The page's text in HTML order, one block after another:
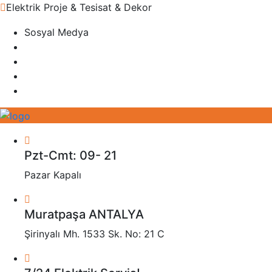
Elektrik Proje & Tesisat & Dekor
Sosyal Medya
Pzt-Cmt: 09- 21
Pazar Kapalı
Muratpaşa ANTALYA
Şirinyalı Mh. 1533 Sk. No: 21 C